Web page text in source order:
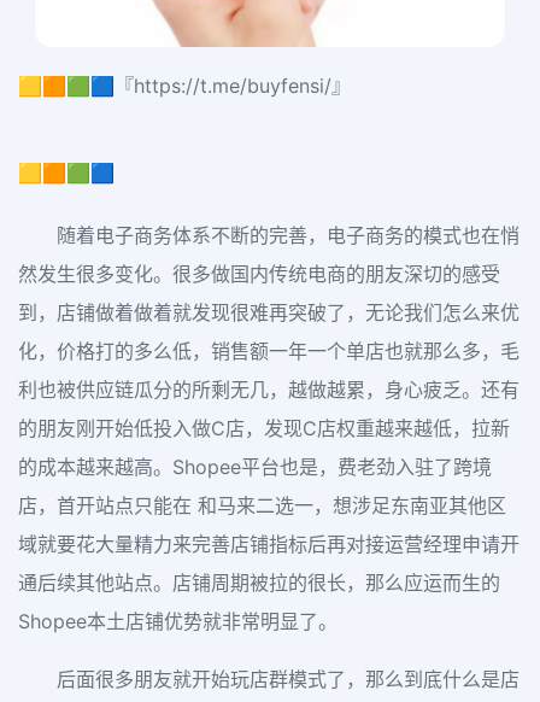
🟨🟧🟩🟦『https://t.me/buyfensi/』
🟨🟧🟩🟦
随着电子商务体系不断的完善，电子商务的模式也在悄
然发生很多变化。很多做国内传统电商的朋友深切的感受
到，店铺做着做着就发现很难再突破了，无论我们怎么来优
化，价格打的多么低，销售额一年一个单店也就那么多，毛
利也被供应链瓜分的所剩无几，越做越累，身心疲乏。还有
的朋友刚开始低投入做C店，发现C店权重越来越低，拉新
的成本越来越高。Shopee平台也是，费老劲入驻了跨境
店，首开站点只能在 和马来二选一，想涉足东南亚其他区
域就要花大量精力来完善店铺指标后再对接运营经理申请开
通后续其他站点。店铺周期被拉的很长，那么应运而生的
Shopee本土店铺优势就非常明显了。
后面很多朋友就开始玩店群模式了，那么到底什么是店